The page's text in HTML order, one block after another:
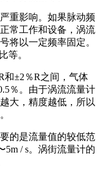
重影响。如果脉动频
常工作和设备，涡流
将以一定频率固定。
等。
±2％R之间，气体
％。由于涡流流量计
大，精度越低，所以
的是流量值的较低范
5m / s。涡街流量计的